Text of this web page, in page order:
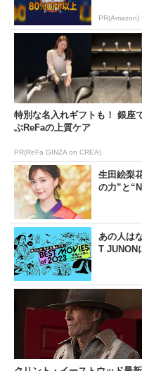
PR(Amazon)
特別な名入れギフトも！ 銀座
ぶReFaの上質ケア
PR(ReFa GINZA on CREA)
生田絵梨
の力”と
あの人は
T JUNON